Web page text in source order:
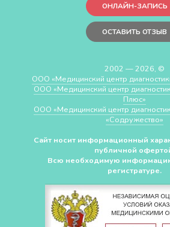
ОНЛАЙН-ЗАПИСЬ
ОСТАВИТЬ ОТЗЫВ
2002 — 2026, ©
ООО «Медицинский центр
ООО «Медицинский центр
Плюс»
ООО «Медицинский центр
«Cодружество»
Сайт носит информационный
публичной
Всю необходимую
регистратуре.